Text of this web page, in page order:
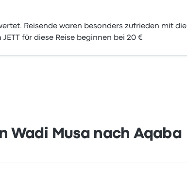
Reisende waren besonders zufrieden mit die
für diese Reise beginnen bei 20 €
Wadi Musa nach Aqaba